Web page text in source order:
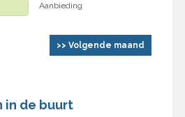
Aanbieding
>> Volgende maand
in de buurt